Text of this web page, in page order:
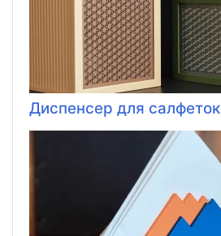
Диспенсер для салфеток